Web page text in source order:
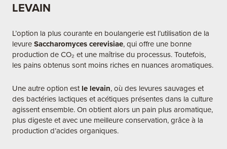
LEVAIN
L’option la plus courante en boulangerie est l’utilisation de la
levure Saccharomyces cerevisiae, qui offre une bonne
production de CO₂ et une maîtrise du processus. Toutefois,
les pains obtenus sont moins riches en nuances aromatiques.
Une autre option est le levain, où des levures sauvages et
des bactéries lactiques et acétiques présentes dans la culture
agissent ensemble. On obtient alors un pain plus aromatique,
plus digeste et avec une meilleure conservation, grâce à la
production d’acides organiques.